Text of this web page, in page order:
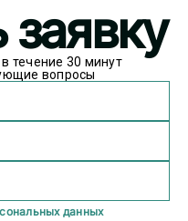
заявку
течение 30 минут
вопросы
данных